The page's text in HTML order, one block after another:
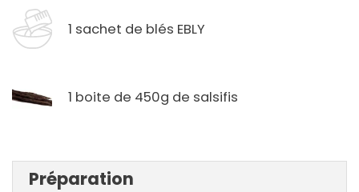
1 sachet de blés EBLY
1 boite de 450g de salsifis
Préparation